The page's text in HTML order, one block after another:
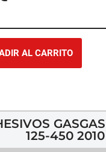
AL CARRITO
125-450 2010